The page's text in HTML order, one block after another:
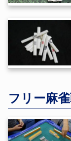
フリー麻